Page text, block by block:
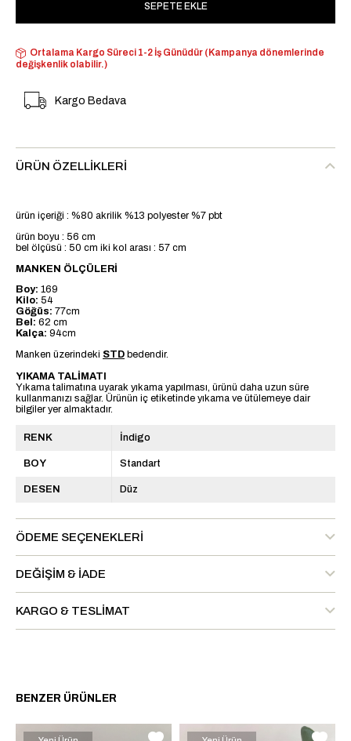
Ortalama Kargo Süreci 1-2 İş Günüdür (Kampanya dönemlerinde
değişkenlik olabilir.)
Kargo Bedava
ÜRÜN ÖZELLIKLERI
ürün içeriği : %80 akrilik %13 polyester %7 pbt
ürün boyu : 56 cm
bel ölçüsü : 50 cm iki kol arası : 57 cm
MANKEN ÖLÇÜLERİ
Boy: 169
Kilo: 54
Göğüs: 77cm
Bel: 62 cm
Kalça: 94cm
Manken üzerindeki STD bedendir.
YIKAMA TALİMATI
Yıkama talimatına uyarak yıkama yapılması, ürünü daha uzun süre
kullanmanızı sağlar. Ürünün iç etiketinde yıkama ve ütülemeye dair
bilgiler yer almaktadır.
RENK İndigo
BOY Standart
DESEN Düz
ÖDEME SEÇENEKLERI
DEĞIŞIM & İADE
KARGO & TESLIMAT
BENZER ÜRÜNLER